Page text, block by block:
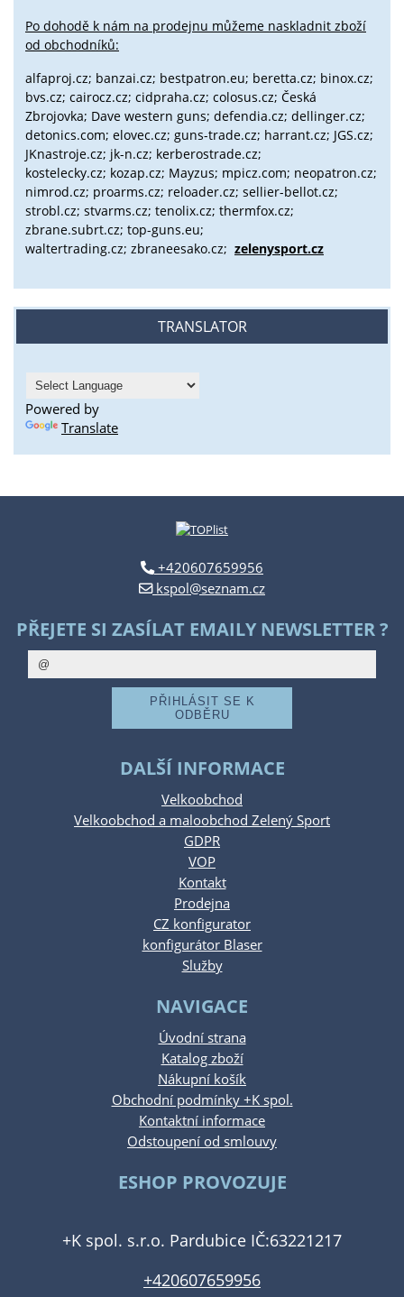
Po dohodě k nám na prodejnu můžeme naskladnit zboží
od obchodníků:
alfaproj.cz; banzai.cz; bestpatron.eu; beretta.cz; binox.cz;
bvs.cz; cairocz.cz; cidpraha.cz; colosus.cz; Česká
Zbrojovka; Dave western guns; defendia.cz; dellinger.cz;
detonics.com; elovec.cz; guns-trade.cz; harrant.cz; JGS.cz;
JKnastroje.cz; jk-n.cz; kerberostrade.cz;
kostelecky.cz; kozap.cz; Mayzus; mpicz.com; neopatron.cz;
nimrod.cz; proarms.cz; reloader.cz; sellier-bellot.cz;
strobl.cz; stvarms.cz; tenolix.cz; thermfox.cz;
zbrane.subrt.cz; top-guns.eu;
waltertrading.cz; zbraneesako.cz; zelenysport.cz
TRANSLATOR
Powered by
Translate
+420607659956
kspol@seznam.cz
PŘEJETE SI ZASÍLAT EMAILY NEWSLETTER ?
DALŠÍ INFORMACE
Velkoobchod
Velkoobchod a maloobchod Zelený Sport
GDPR
VOP
Kontakt
Prodejna
CZ konfigurator
konfigurátor Blaser
Služby
NAVIGACE
Úvodní strana
Katalog zboží
Nákupní košík
Obchodní podmínky +K spol.
Kontaktní informace
Odstoupení od smlouvy
ESHOP PROVOZUJE
+K spol. s.r.o. Pardubice IČ:63221217
+420607659956